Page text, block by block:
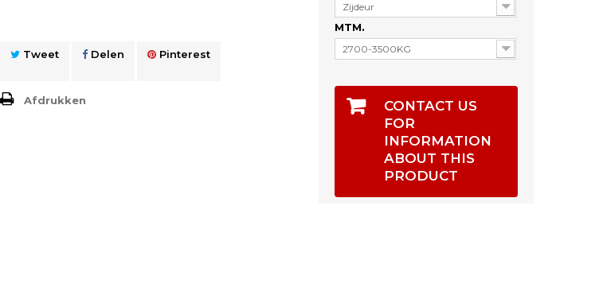
Tweet Delen Pinterest
Afdrukken
Zijdeur
MTM.
2700-3500KG
CONTACT US
FOR
INFORMATION
ABOUT THIS
PRODUCT